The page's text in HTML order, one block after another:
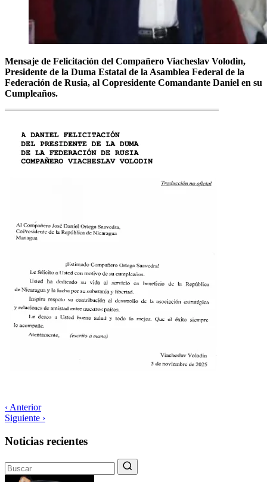
Mensaje de Felicitación del Compañero Viacheslav Volodin,
Presidente de la Duma Estatal de la Asamblea Federal de la
Federación de Rusia, al Copresidente Comandante Daniel en su
Cumpleaños.
‹ Anterior
Siguiente ›
Noticias recientes